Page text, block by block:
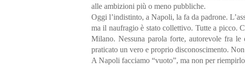
alle ambizioni più o meno pubbliche.
Oggi l’indistinto, a Napoli, la fa da padrone.
ma il naufragio è stato collettivo. Tutte a picco.
Milano. Nessuna parola forte, autorevole fra le
praticato un vero e proprio disconoscimento.
A Napoli facciamo “vuoto”, ma non per